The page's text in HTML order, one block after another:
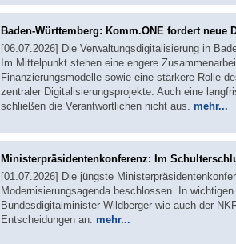
Baden-Württemberg: Komm.ONE fordert neue
[06.07.2026] Die Verwaltungsdigitalisierung in
Im Mittelpunkt stehen eine engere
Finanzierungsmodelle sowie eine stärkere Rolle
zentraler Digitalisierungsprojekte. Auch eine
schließen die Verantwortlichen nicht aus. mehr...
Ministerpräsidentenkonferenz: Im
[01.07.2026] Die jüngste
Modernisierungsagenda beschlossen. In
Bundesdigitalminister Wildberger wie auch der
Entscheidungen an. mehr...